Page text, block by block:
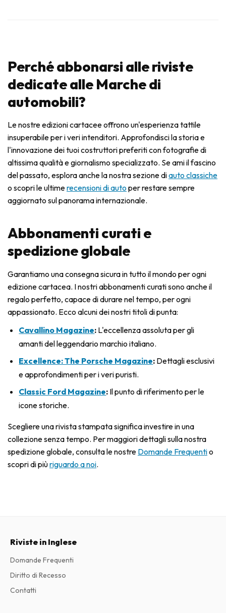
Perché abbonarsi alle riviste
dedicate alle Marche di
automobili?
Le nostre edizioni cartacee offrono un'esperienza tattile
insuperabile per i veri intenditori. Approfondisci la storia e
l'innovazione dei tuoi costruttori preferiti con fotografie di
altissima qualità e giornalismo specializzato. Se ami il fascino
del passato, esplora anche la nostra sezione diauto classiche
o scopri le ultimerecensioni di auto per restare sempre
aggiornato sul panorama internazionale.
Abbonamenti curati e
spedizione globale
Garantiamo una consegna sicura in tutto il mondo per ogni
edizione cartacea. I nostri abbonamenti curati sono anche il
regalo perfetto, capace di durare nel tempo, per ogni
appassionato. Ecco alcuni dei nostri titoli di punta:
Cavallino Magazine: L'eccellenza assoluta per gli
amanti del leggendario marchio italiano.
Excellence: The Porsche Magazine: Dettagli esclusivi
e approfondimenti per i veri puristi.
Classic Ford Magazine: Il punto di riferimento per le
icone storiche.
Scegliere una rivista stampata significa investire in una
collezione senza tempo. Per maggiori dettagli sulla nostra
spedizione globale, consulta le nostre Domande Frequentio
scopri di piùriguardo a noi.
Riviste in Inglese
Domande Frequenti
Diritto di Recesso
Contatti